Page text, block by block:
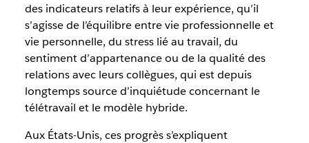
des indicateurs relatifs à leur expérience, qu’il
s’agisse de l’équilibre entre vie professionnelle et
vie personnelle, du stress lié au travail, du
sentiment d’appartenance ou de la qualité des
relations avec leurs collègues, qui est depuis
longtemps source d’inquiétude concernant le
télétravail et le modèle hybride.
Aux États-Unis, ces progrès s’expliquent